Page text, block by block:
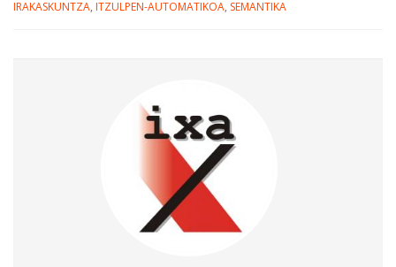
IRAKASKUNTZA, ITZULPEN-AUTOMATIKOA, SEMANTIKA